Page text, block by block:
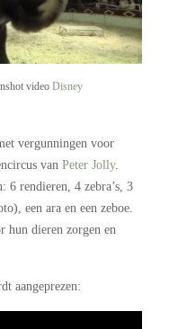
video Disney
vergunningen voor
van Peter Jolly.
6 rendieren, 4 zebra’s, 3
een ara en een zeboe.
hun dieren zorgen en
aangeprezen: